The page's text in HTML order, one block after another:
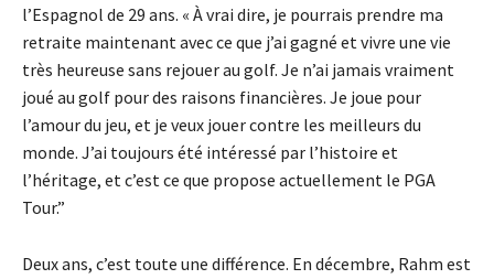
l’Espagnol de 29 ans. « À vrai dire, je pourrais prendre ma
retraite maintenant avec ce que j’ai gagné et vivre une vie
très heureuse sans rejouer au golf. Je n’ai jamais vraiment
joué au golf pour des raisons financières. Je joue pour
l’amour du jeu, et je veux jouer contre les meilleurs du
monde. J’ai toujours été intéressé par l’histoire et
l’héritage, et c’est ce que propose actuellement le PGA
Tour.”
Deux ans, c’est toute une différence. En décembre, Rahm est